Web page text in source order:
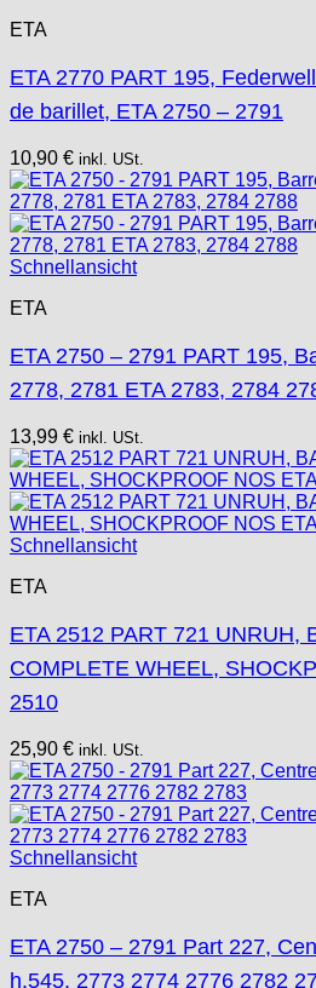
ETA
ETA 2770 PART 195,
de barillet, ETA 2750 – 2791
10,90 € inkl. USt.
Schnellansicht
ETA
ETA 2750 – 2791 PART 195,
2778, 2781 ETA 2783, 2784
13,99 € inkl. USt.
Schnellansicht
ETA
ETA 2512 PART 721 UNRUH,
COMPLETE WHEEL,
2510
25,90 € inkl. USt.
Schnellansicht
ETA
ETA 2750 – 2791 Part 227,
h.545, 2773 2774 2776 2782